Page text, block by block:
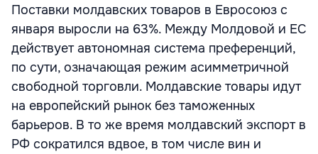
Поставки молдавских товаров в Евросоюз с
января выросли на 63%. Между Молдовой и ЕС
действует автономная система преференций,
по сути, означающая режим асимметричной
свободной торговли. Молдавские товары идут
на европейский рынок без таможенных
барьеров. В то же время молдавский экспорт в
РФ сократился вдвое, в том числе вин и